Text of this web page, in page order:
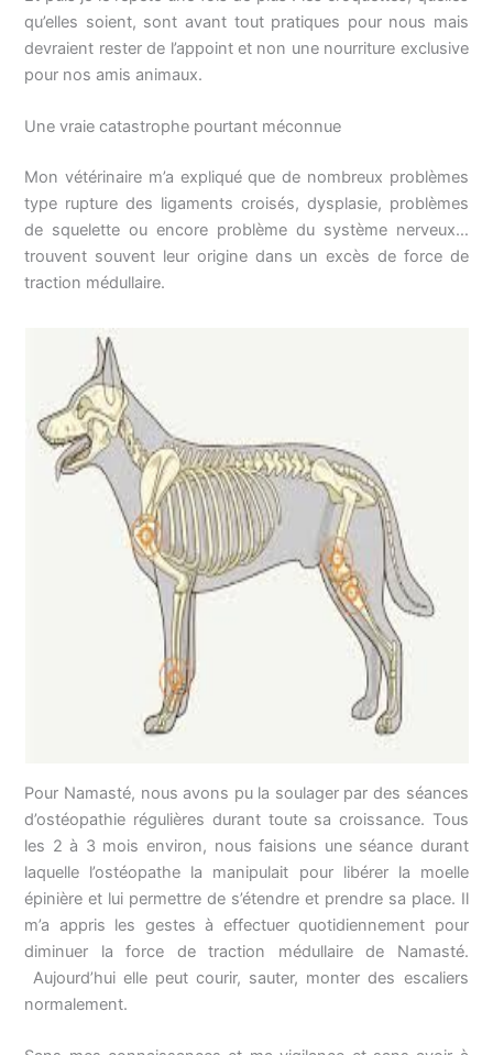
qu’elles soient, sont avant tout pratiques pour nous mais
devraient rester de l’appoint et non une nourriture exclusive
pour nos amis animaux.
Une vraie catastrophe pourtant méconnue
Mon vétérinaire m’a expliqué que de nombreux problèmes
type rupture des ligaments croisés, dysplasie, problèmes
de squelette ou encore problème du système nerveux…
trouvent souvent leur origine dans un excès de force de
traction médullaire.
Pour Namasté, nous avons pu la soulager par des séances
d’ostéopathie régulières durant toute sa croissance. Tous
les 2 à 3 mois environ, nous faisions une séance durant
laquelle l’ostéopathe la manipulait pour libérer la moelle
épinière et lui permettre de s’étendre et prendre sa place. Il
m’a appris les gestes à effectuer quotidiennement pour
diminuer la force de traction médullaire de Namasté.
Aujourd’hui elle peut courir, sauter, monter des escaliers
normalement.